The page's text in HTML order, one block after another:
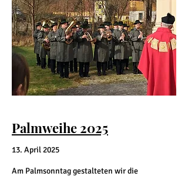
Palmweihe 2025
13. April 2025
Am Palmsonntag gestalteten wir die